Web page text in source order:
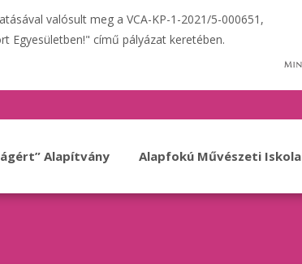
valósult meg a VCA-KP-1-2021/5-000651,
Egyesületben!" című pályázat keretében.
Alapítvány Alapfokú Művészeti Iskola